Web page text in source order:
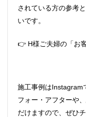
されている方の参考
いです。
👉 H様ご夫婦の「お
施工事例はInstagram
フォー・アフターや
だけますので、ぜひ